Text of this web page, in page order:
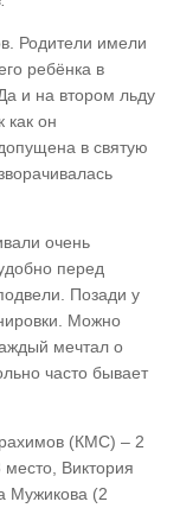
Родители имели
ребёнка в
и на втором льду
как он
в святую
очень
перед
Позади у
Можно
мечтал о
часто бывает
(КМС) – 2
Виктория
Мужикова (2